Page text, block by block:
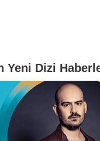
Yeni Dizi